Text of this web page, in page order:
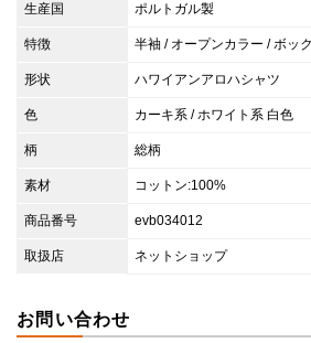
生産国 ポルトガル製
特徴 半袖 / オープンカラー / ボッ
形状 ハワイアンアロハシャツ
色 カーキ系 / ホワイト系 白色
柄 総柄
素材 コットン:100%
商品番号 evb034012
取扱店 ネットショップ
お問い合わせ